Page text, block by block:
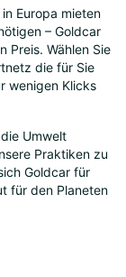
Europa mieten
– Goldcar
Preis. Wählen Sie
die für Sie
wenigen Klicks
Umwelt
Praktiken zu
Goldcar für
für den Planeten